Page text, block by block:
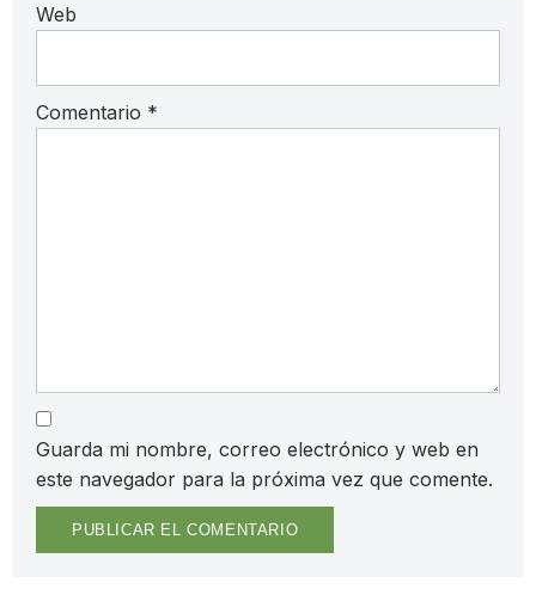
Web
Comentario *
Guarda mi nombre, correo electrónico y web en
este navegador para la próxima vez que comente.